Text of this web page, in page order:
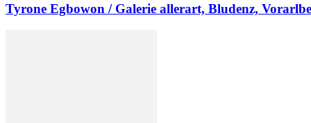
Tyrone Egbowon / Galerie allerart, Bludenz,